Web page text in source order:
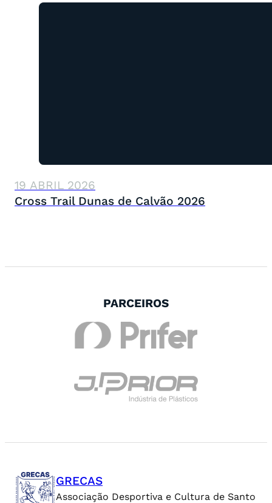
19 ABRIL 2026
Cross Trail Dunas de Calvão 2026
PARCEIROS
GRECAS
Associação Desportiva e Cultura de Santo